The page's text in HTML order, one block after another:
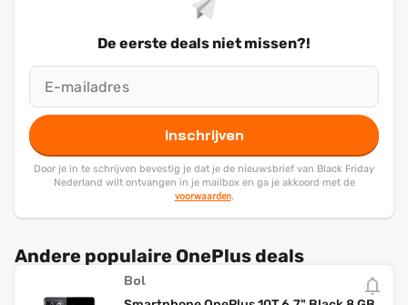
De eerste deals niet missen?!
Inschrijven
Door je in te schrijven bevestig je dat je de nieuwsbrief van Black Friday
Nederland wilt ontvangen in je mailbox en ga je akkoord met de
voorwaarden.
Andere populaire OnePlus deals
Bol